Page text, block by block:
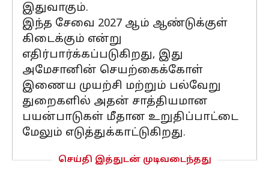
இதுவாகும்.
இந்த சேவை 2027 ஆம் ஆண்டுக்குள்
கிடைக்கும் என்று
எதிர்பார்க்கப்படுகிறது, இது
அமேசானின் செயற்கைக்கோள்
இணைய முயற்சி மற்றும் பல்வேறு
துறைகளில் அதன் சாத்தியமான
பயன்பாடுகள் மீதான உறுதிப்பாட்டை
மேலும் எடுத்துக்காட்டுகிறது.
செய்தி இத்துடன் முடிவடைந்தது